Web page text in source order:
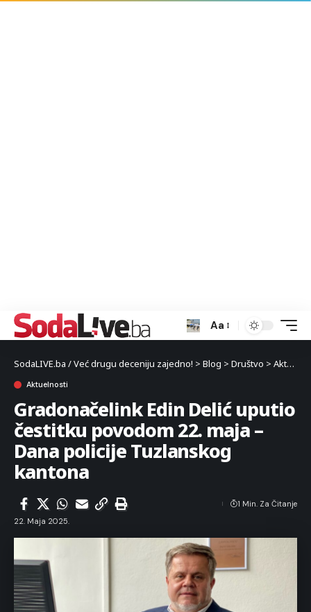
Aa
SodaLIVE.ba / Već drugu deceniju zajedno! > Blog > Društvo > Aktuelnosti
Aktuelnosti
Gradonačelink Edin Delić uputio
čestitku povodom 22. maja –
Dana policije Tuzlanskog
kantona
22. Maja 2025.
1 Min. Za Čitanje